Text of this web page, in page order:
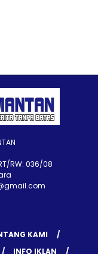
RW: 036/08
KAMI
INFO IKLAN